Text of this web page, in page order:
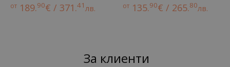
от 189.90€ / 371.41лв. от 135.90€ / 265.80лв.
За клиенти